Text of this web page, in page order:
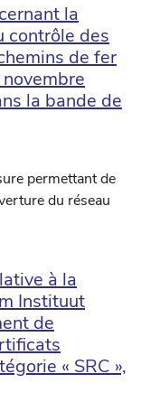
la
contrôle des
de fer
la bande de
permettant de
du réseau
à la
Instituut
de
« SRC »,